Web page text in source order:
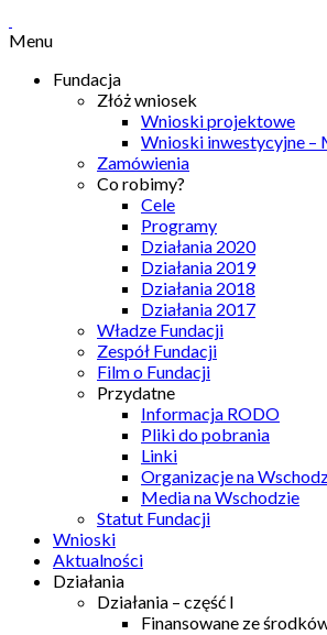
Menu
Fundacja
Złóż wniosek
Wnioski projektowe
Wnioski inwestycyjne –
Zamówienia
Co robimy?
Cele
Programy
Działania 2020
Działania 2019
Działania 2018
Działania 2017
Władze Fundacji
Zespół Fundacji
Film o Fundacji
Przydatne
Informacja RODO
Pliki do pobrania
Linki
Organizacje na
Media na Wschodzie
Statut Fundacji
Wnioski
Aktualności
Działania
Działania – część I
Finansowane ze